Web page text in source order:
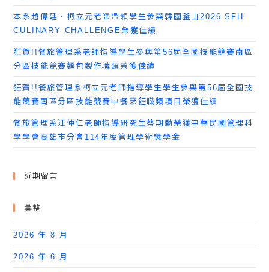
本系趙偉廷、柯立元老師帶領學生參與韓國釜山2026 SFH
CULINARY CHALLENGE榮獲佳績
狂賀!!餐旅管理系老師指導學生參與第56屆全國技能競賽南區
分區技能競賽麵包製作職類榮獲佳績
狂賀!!餐旅管理系柯立元老師指導學生學生參與第56屆全國技
能競賽南區分區技能競賽中餐烹飪職類項目榮獲佳績
餐旅管理系汪仲仁老師指導研究生蔡期勳榮獲中華民國管理科
學學會高雄市分會114年度管理學術獎學金
近期留言
彙整
2026 年 8 月
2026 年 6 月